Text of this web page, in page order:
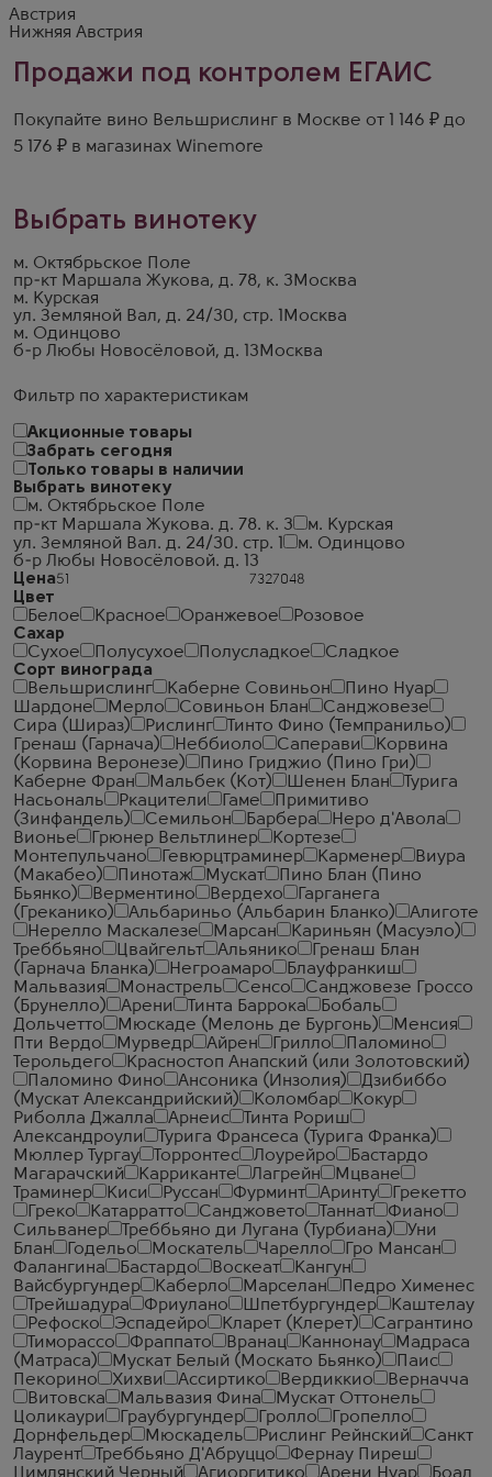
Фильтр по характеристикам
Акционные товары
Забрать сегодня
Только товары в наличии
Выбрать винотеку
м. Октябрьское Поле
пр-кт Маршала Жукова. д. 78. к. 3
м. Курская
ул. Земляной Вал. д. 24/30. стр. 1
м. Одинцово
б-р Любы Новосёловой. д. 13
Цена
Цвет
Белое
Красное Оранжевое
Розовое
Сахар
Сухое
Полусухое Полусладкое
Сладкое
Сорт винограда
Вельшрислинг
Каберне Совиньон
Пино Нуар
Шардоне
Мерло Совиньон Блан
Санджовезе
Сира (Шираз)
Рислинг
Тинто Фино (Темпранильо)
Гренаш (Гарнача)
Неббиоло Саперави
Корвина
(Корвина Веронезе)
Пино Гриджио (Пино Гри)
Каберне Фран
Мальбек (Кот) Шенен Блан
Турига
Насьональ
Ркацители Гаме
Примитиво
(Зинфандель)
Семильон Барбера
Неро д'Авола
Вионье
Грюнер Вельтлинер
Кортезе
Монтепульчано
Гевюрцтраминер Карменер
Виура
(Макабео)
Пинотаж Мускат
Пино Блан (Пино
Бьянко)
Верментино Вердехо
Гарганега
(Греканико)
Альбариньо (Альбарин Бланко)
Алиготе
Нерелло Маскалезе
Марсан
Кариньян (Масуэло)
Треббьяно
Цвайгельт Альянико
Гренаш Блан
(Гарнача Бланка)
Негроамаро
Блауфранкиш
Мальвазия
Монастрель Сенсо
Санджовезе Гроссо
(Брунелло)
Арени Тинта Баррока
Бобаль
Дольчетто
Мюскаде (Мелонь де Бургонь)
Менсия
Пти Вердо
Мурведр Айрен Грилло
Паломино
Терольдего
Красностоп Анапский (или Золотовский)
Паломино Фино
Ансоника (Инзолия)
Дзибиббо
(Мускат Александрийский)
Коломбар
Кокур
Риболла Джалла
Арнеис
Тинта Рориш
Александроули
Турига Франсеса (Турига Франка)
Мюллер Тургау
Торронтес Лоурейро
Бастардо
Магарачский
Карриканте Лагрейн
Мцване
Траминер
Киси Руссан Фурминт Аринту
Грекетто
Греко
Катарратто Санджовето Таннат
Фиано
Сильванер
Треббьяно ди Лугана (Турбиана)
Уни
Блан
Годельо Москатель Чарелло
Гро Мансан
Фалангина
Бастардо Воскеат
Кангун
Вайсбургундер
Каберло Марселан
Педро Хименес
Трейшадура
Фриулано Шпетбургундер
Каштелау
Рефоско
Эспадейро Кларет (Клерет)
Сагрантино
Тиморассо
Фраппато Вранац Каннонау
Мадраса
(Матраса)
Мускат Белый (Москато Бьянко)
Паис
Пекорино
Хихви Ассиртико Вердиккио
Верначча
Витовска
Мальвазия Фина
Мускат Оттонель
Цоликаури
Граубургундер Гролло
Гропелло
Дорнфельдер
Мюскадель Рислинг Рейнский
Санкт
Лаурент
Треббьяно Д'Абруццо
Фернау Пиреш
Австрия
Нижняя Австрия
Продажи под контролем ЕГАИС
Покупайте вино Вельшрислинг в Москве от 1 146 ₽ до
5 176 ₽ в магазинах Winemore
Выбрать винотеку
м. Октябрьское Поле
пр-кт Маршала Жукова, д. 78, к. 3 Москва
м. Курская
ул. Земляной Вал, д. 24/30, стр. 1
Москва
м. Одинцово
б-р Любы Новосёловой, д. 13 Москва